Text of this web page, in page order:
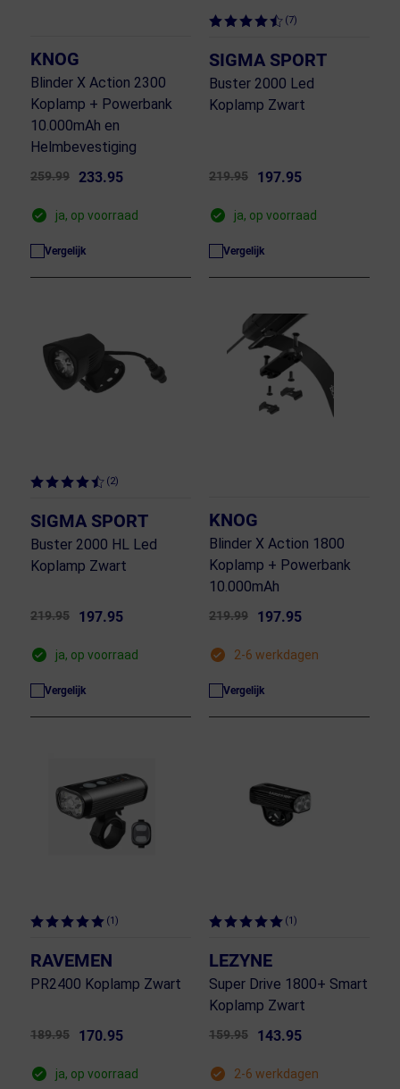
KNOG
Blinder X Action 2300
Koplamp + Powerbank
10.000mAh en
Helmbevestiging
259.99 233.95
ja, op voorraad
Vergelijk
(7)
SIGMA SPORT
Buster 2000 Led
Koplamp Zwart
219.95 197.95
ja, op voorraad
Vergelijk
(2)
SIGMA SPORT
Buster 2000 HL Led
Koplamp Zwart
219.95 197.95
ja, op voorraad
Vergelijk
KNOG
Blinder X Action 1800
Koplamp + Powerbank
10.000mAh
219.99 197.95
2-6 werkdagen
Vergelijk
(1)
RAVEMEN
PR2400 Koplamp Zwart
189.95 170.95
ja, op voorraad
(1)
LEZYNE
Super Drive 1800+ Smart
Koplamp Zwart
159.95 143.95
2-6 werkdagen